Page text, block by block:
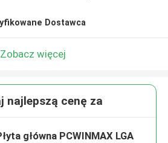
Dostawca
Zobacz więcej
najlepszą cenę za
główna PCWINMAX LGA